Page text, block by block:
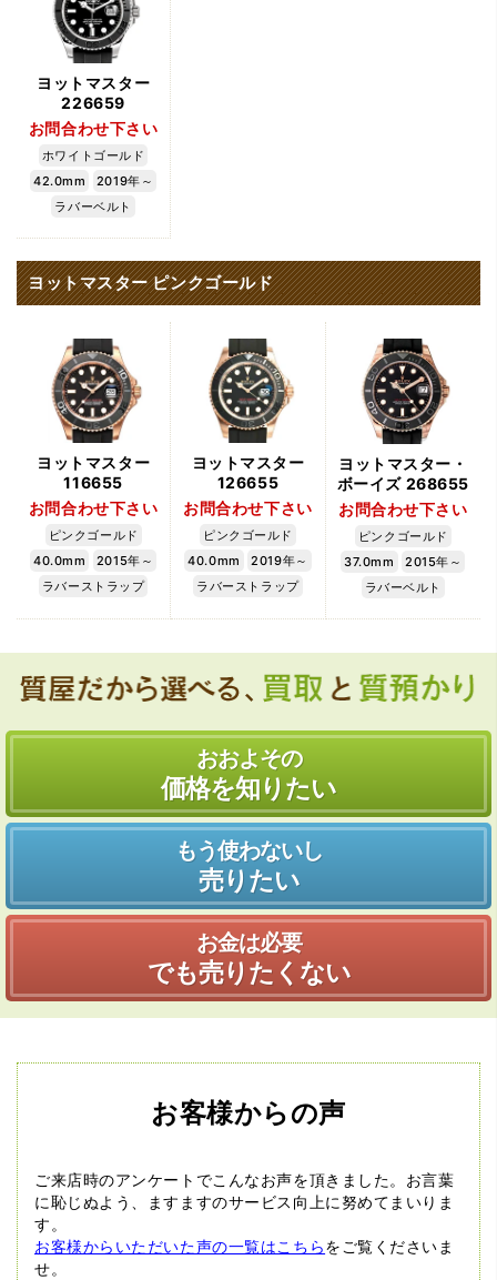
ヨットマスター
226659
お問合わせ下さい
ホワイトゴールド
42.0mm
2019年～
ラバーベルト
ヨットマスター ピンクゴールド
ヨットマスター
116655
お問合わせ下さい
ピンクゴールド
40.0mm
2015年～
ラバーストラップ
ヨットマスター
126655
お問合わせ下さい
ピンクゴールド
40.0mm
2019年～
ラバーストラップ
ヨットマスター・
ボーイズ 268655
お問合わせ下さい
ピンクゴールド
37.0mm
2015年～
ラバーベルト
おおよその
価格を知りたい
もう使わないし
売りたい
お金は必要
でも売りたくない
お客様からの声
ご来店時のアンケートでこんなお声を頂きました。 お言葉
に恥じぬよう、ますますのサービス向上に努めてまいりま
す。
お客様からいただいた声の一覧はこちらをご覧くださいま
せ。